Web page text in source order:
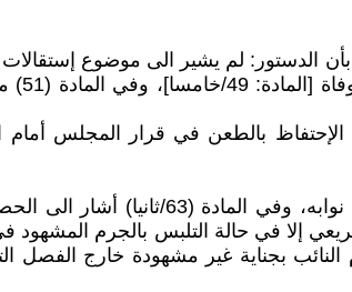
بين مواده: (48 ـ 64)، وبعد قراءة هذه المواد، يتبين بأن الدستور: لم يشير
عليها، وترك
بالطعن في قرار المجلس أمام
وأشار المادة (61) من الدستور الى إختصاصات مجلس النواب العراقي، ولم يأتي
إلا في حالة التلبس بالجرم المشهود
بجناية غير مشهودة خارج الفصل